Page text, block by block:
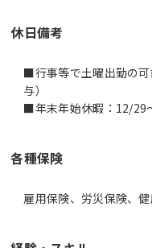
休日備考
■行事等で土曜出勤の
与）
■年末年始休暇：12/29
各種保険
雇用保険、労災保険、